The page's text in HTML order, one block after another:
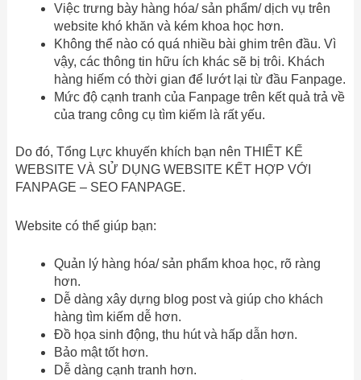
Việc trưng bày hàng hóa/ sản phẩm/ dịch vụ trên
website khó khăn và kém khoa học hơn.
Không thể nào có quá nhiều bài ghim trên đầu. Vì
vậy, các thông tin hữu ích khác sẽ bị trôi. Khách
hàng hiếm có thời gian để lướt lại từ đầu Fanpage.
Mức độ cạnh tranh của Fanpage trên kết quả trả về
của trang công cụ tìm kiếm là rất yếu.
Do đó, Tổng Lực khuyến khích bạn nên THIẾT KẾ
WEBSITE VÀ SỬ DỤNG WEBSITE KẾT HỢP VỚI
FANPAGE – SEO FANPAGE.
Website có thể giúp bạn:
Quản lý hàng hóa/ sản phẩm khoa học, rõ ràng
hơn.
Dễ dàng xây dựng blog post và giúp cho khách
hàng tìm kiếm dễ hơn.
Đồ họa sinh động, thu hút và hấp dẫn hơn.
Bảo mật tốt hơn.
Dễ dàng cạnh tranh hơn.